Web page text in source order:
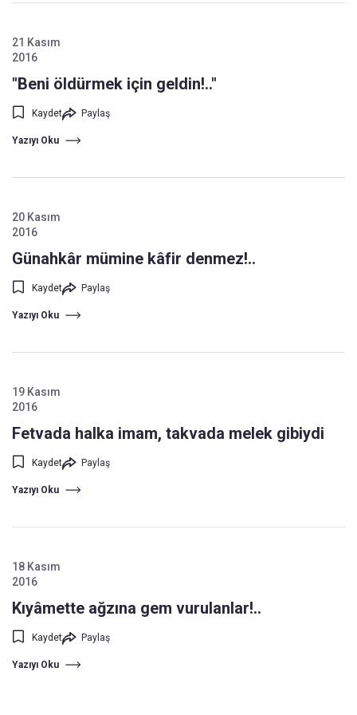
21 Kasım
2016
"Beni öldürmek için geldin!.."
Kaydet Paylaş
Yazıyı Oku
20 Kasım
2016
Günahkâr mümine kâfir denmez!..
Kaydet Paylaş
Yazıyı Oku
19 Kasım
2016
Fetvada halka imam, takvada melek gibiydi
Kaydet Paylaş
Yazıyı Oku
18 Kasım
2016
Kıyâmette ağzına gem vurulanlar!..
Kaydet Paylaş
Yazıyı Oku